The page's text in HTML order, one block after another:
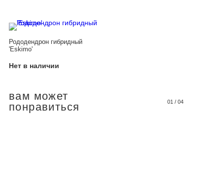
Рододендрон гибридный
'Eskimo'
Нет в наличии
вам может
понравиться
01 / 04